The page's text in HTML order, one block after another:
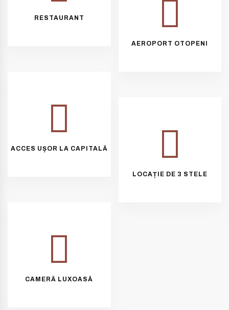
RESTAURANT
AEROPORT OTOPENI
ACCES UȘOR LA CAPITALĂ
LOCAȚIE DE 3 STELE
CAMERĂ LUXOASĂ